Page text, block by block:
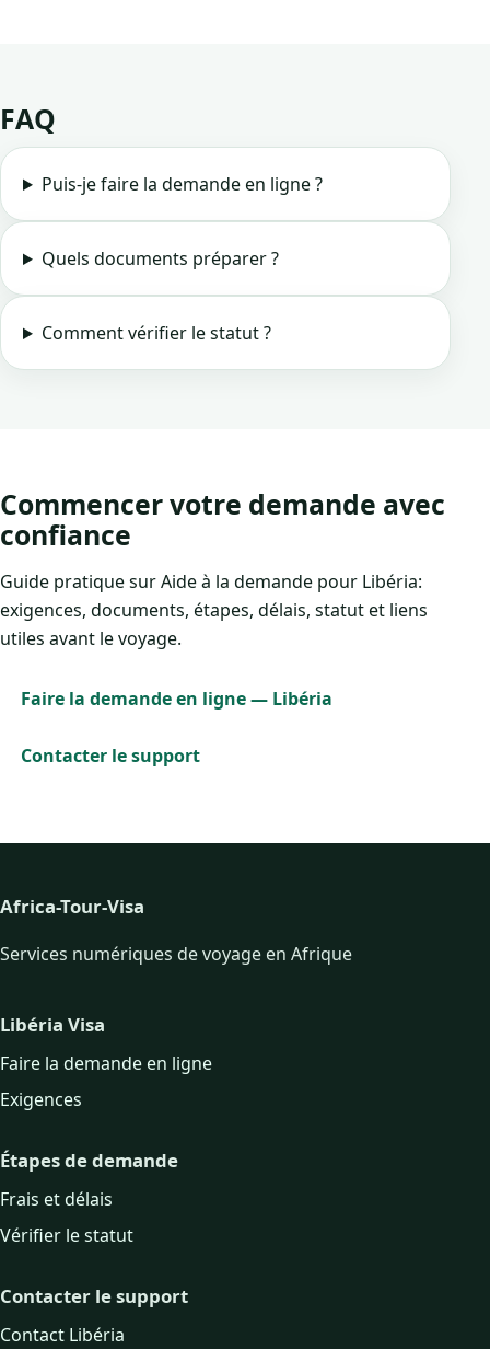
FAQ
Puis-je faire la demande en ligne ?
Quels documents préparer ?
Comment vérifier le statut ?
Commencer votre demande avec
confiance
Guide pratique sur Aide à la demande pour Libéria:
exigences, documents, étapes, délais, statut et liens
utiles avant le voyage.
Faire la demande en ligne — Libéria
Contacter le support
Africa-Tour-Visa
Services numériques de voyage en Afrique
Libéria Visa
Faire la demande en ligne
Exigences
Étapes de demande
Frais et délais
Vérifier le statut
Contacter le support
Contact Libéria